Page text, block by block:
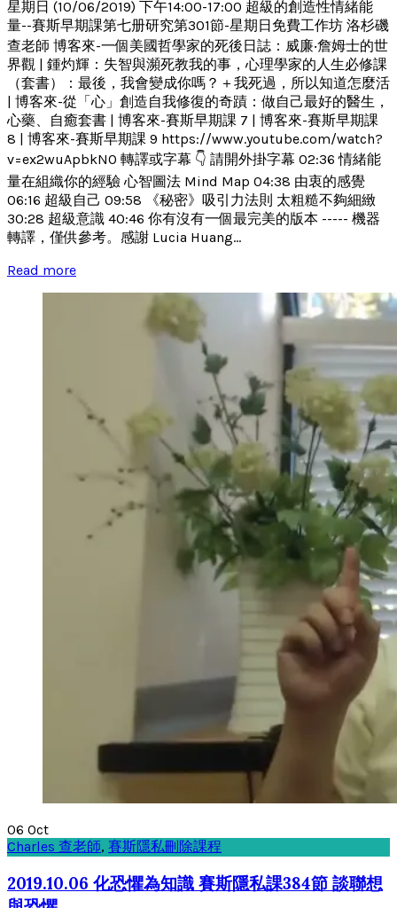
星期日 (10/06/2019) 下午14:00-17:00 超級的創造性情緒能
量--賽斯早期課第七册研究第301節-星期日免費工作坊 洛杉磯
查老師 博客來-一個美國哲學家的死後日誌：威廉‧詹姆士的世
界觀 | 鍾灼輝：失智與瀕死教我的事，心理學家的人生必修課
（套書）：最後，我會變成你嗎？＋我死過，所以知道怎麼活
| 博客來-從「心」創造自我修復的奇蹟：做自己最好的醫生，
心藥、自癒套書 | 博客來-賽斯早期課 7 | 博客來-賽斯早期課
8 | 博客來-賽斯早期課 9 https://www.youtube.com/watch?
v=ex2wuApbkN0 轉譯或字幕 👇 請開外掛字幕 02:36 情緒能
量在組織你的經驗 心智圖法 Mind Map 04:38 由衷的感覺
06:16 超級自己 09:58 《秘密》吸引力法則 太粗糙不夠細緻
30:28 超級意識 40:46 你有沒有一個最完美的版本 ----- 機器
轉譯，僅供參考。感謝 Lucia Huang...
Read more
06 Oct
Charles 查老師, 賽斯隱私刪除課程
2019.10.06 化恐懼為知識 賽斯隱私課384節 談聯想